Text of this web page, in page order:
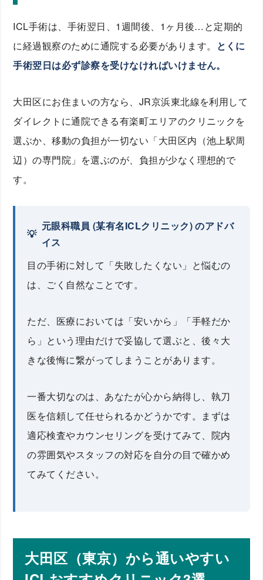
ICL手術は、手術翌日、1週間後、1ヶ月後…と定期的
に経過観察のために通院する必要があります。
とくに
手術翌日は必ず診察を受けなければいけません。
大田区にお住まいの方なら、JR京浜東北線を利用して
ダイレクトに通院できる有楽町エリアのクリニックを
選ぶか、移動の負担が一切ない「大田区内（池上駅周
辺）の専門院」を選ぶのが、負担が少なく理想的で
す。
元眼科職員 (某有名ICLクリニック) のアドバ
イス
目の手術に対して「失敗したくない」と悩むの
は、ごく自然なことです。
ただ、医療においては「安いから」「手軽だか
ら」という理由だけで妥協して選ぶと、後々大
きな後悔に繋がってしまうことがあります。
一番大切なのは、あなたが心から納得し、執刀
医を信頼して任せられるかどうかです。まずは
適応検査やカウンセリングを受けてみて、院内
の雰囲気やスタッフの対応を自分の目で確かめ
てみてください。
大田区（東京）から通いやすい